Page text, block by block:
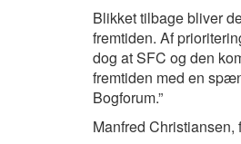
Blikket tilbage bliver
fremtiden. Af
dog at SFC og den
fremtiden med en
Bogforum.”
Manfred Christiansen,